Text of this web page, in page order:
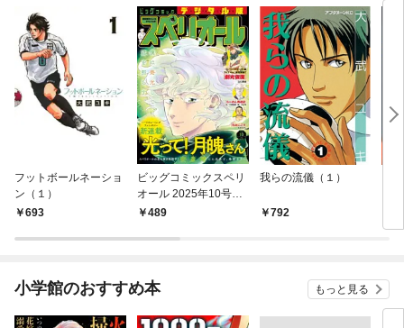
フットボールネーショ
ン（１）
693
ビッグコミックスペリ
オール 2025年10号
（2025年4月25日発
489
我らの流儀（１）
792
小学館のおすすめ本 もっと見る